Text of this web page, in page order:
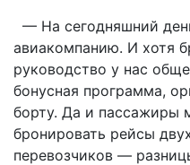
— На сегодняшний
авиакомпанию. И хотя
руководство у нас
бонусная программа,
борту. Да и пассажиры
бронировать рейсы
перевозчиков —